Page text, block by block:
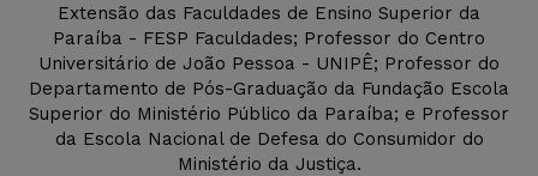
Extensão das Faculdades de Ensino Superior da
Paraíba - FESP Faculdades; Professor do Centro
Universitário de João Pessoa - UNIPÊ; Professor do
Departamento de Pós-Graduação da Fundação Escola
Superior do Ministério Público da Paraíba; e Professor
da Escola Nacional de Defesa do Consumidor do
Ministério da Justiça.